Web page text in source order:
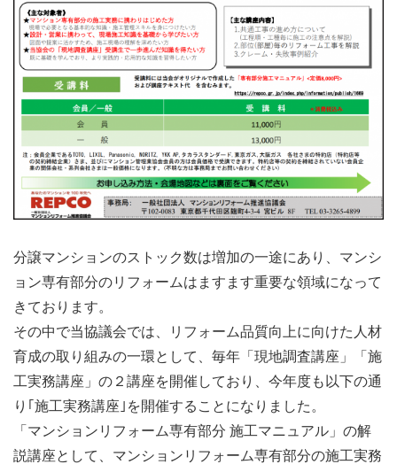
分譲マンションのストック数は増加の一途にあり、マンシ
ョン専有部分のリフォームはますます重要な領域になって
きております。
その中で当協議会では、リフォーム品質向上に向けた人材
育成の取り組みの一環として、毎年「現地調査講座」「施
工実務講座」の２講座を開催しており、今年度も以下の通
り｢施工実務講座｣を開催することになりました。
「マンションリフォーム専有部分 施工マニュアル」の解
説講座として、マンションリフォーム専有部分の施工実務